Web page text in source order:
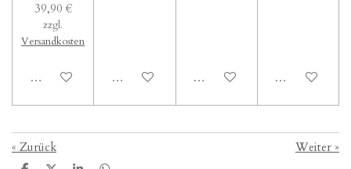
39,90 €
zzgl.
Versandkosten
In den WarenkorbIn den WarenkorbIn den WarenkorbIn den
« Zurück Weiter »